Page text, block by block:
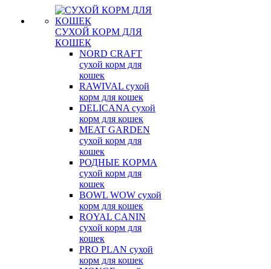
СУХОЙ КОРМ ДЛЯ
КОШЕК
NORD CRAFT
сухой корм для
кошек
RAWIVAL сухой
корм для кошек
DELICANA сухой
корм для кошек
MEAT GARDEN
сухой корм для
кошек
РОДНЫЕ КОРМА
сухой корм для
кошек
BOWL WOW сухой
корм для кошек
ROYAL CANIN
сухой корм для
кошек
PRO PLAN сухой
корм для кошек